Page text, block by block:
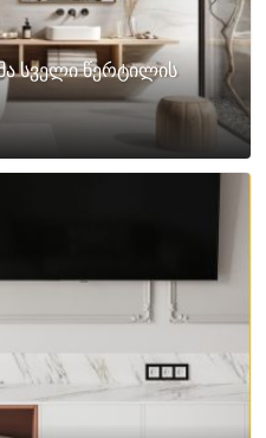
სველი წერტილის